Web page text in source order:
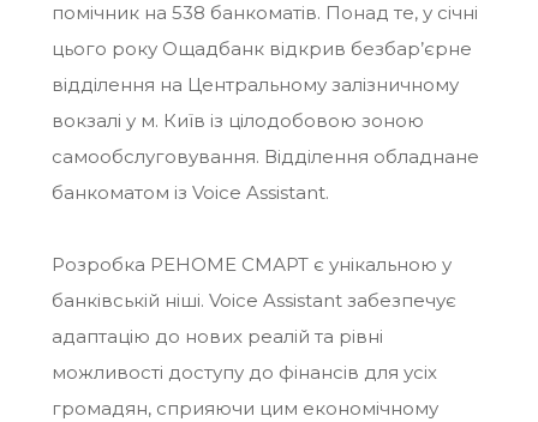
помічник на 538 банкоматів. Понад те, у січні
цього року Ощадбанк відкрив безбар’єрне
відділення на Центральному залізничному
вокзалі у м. Київ із цілодобовою зоною
самообслуговування. Відділення обладнане
банкоматом із Voice Assistant.
Розробка РЕНОМЕ СМАРТ є унікальною у
банківській ніші. Voice Assistant забезпечує
адаптацію до нових реалій та рівні
можливості доступу до фінансів для усіх
громадян, сприяючи цим економічному